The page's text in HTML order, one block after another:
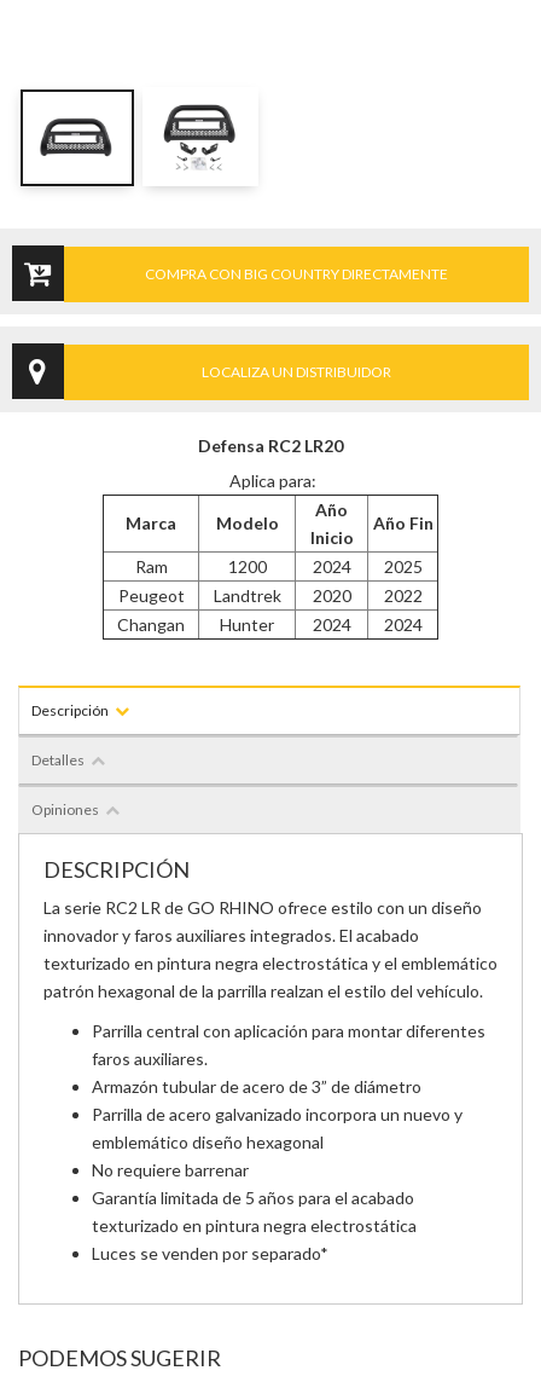
COMPRA CON BIG COUNTRY DIRECTAMENTE
LOCALIZA UN DISTRIBUIDOR
Defensa RC2 LR20
Aplica para:
Marca Modelo
Año
Inicio
Año Fin
Ram 1200 2024
2025
Peugeot
Landtrek 2020
2022
Changan
Hunter 2024 2024
Descripción
Detalles
Opiniones
DESCRIPCIÓN
La serie RC2 LR de GO RHINO ofrece estilo con un diseño
innovador y faros auxiliares integrados. El acabado
texturizado en pintura negra electrostática y el emblemático
patrón hexagonal de la parrilla realzan el estilo del vehículo.
Parrilla central con aplicación para montar diferentes
faros auxiliares.
Armazón tubular de acero de 3” de diámetro
Parrilla de acero galvanizado incorpora un nuevo y
emblemático diseño hexagonal
No requiere barrenar
Garantía limitada de 5 años para el acabado
texturizado en pintura negra electrostática
Luces se venden por separado*
PODEMOS SUGERIR